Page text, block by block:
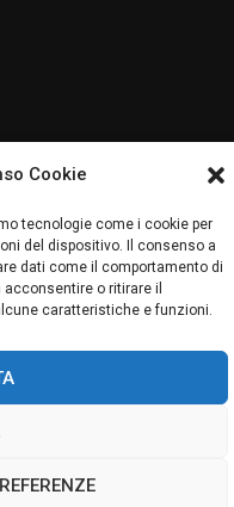
Cookie
tecnologie come i cookie per
del dispositivo. Il consenso a
dati come il comportamento di
o ritirare il
caratteristiche e funzioni.